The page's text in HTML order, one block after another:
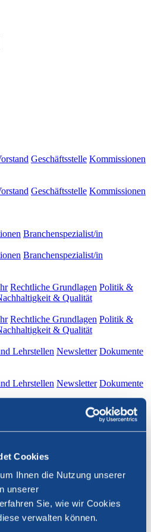
Cookies
Ihnen die Nutzung unserer
unserer
erfahren Sie, wie wir Cookies
verwalten können.
Geschäftsstelle Kommissionen
Geschäftsstelle Kommissionen
Branchenspezialist/in
Branchenspezialist/in
Rechtliche Grundlagen Politik &
& Qualität
Rechtliche Grundlagen Politik &
& Qualität
Lehrstellen Newsletter Dokumente
Lehrstellen Newsletter Dokumente